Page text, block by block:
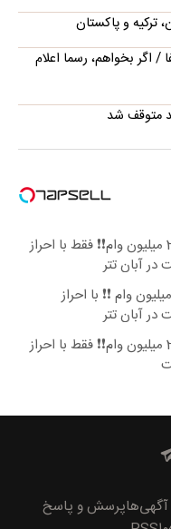
ترکیه و پاکستان
اگر بخواهم، رسما اعلام
❗❗200 میلیون وام❗❗ فقط با احراز
در آبان تتر
200 میلیون وام ❗❗ با احراز
در آبان تتر
❗❗200 میلیون وام❗❗ فقط با احراز
آگهی‌هاپرسش و پاسخ